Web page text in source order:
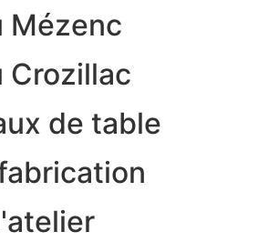
Mézenc
Crozillac
de table